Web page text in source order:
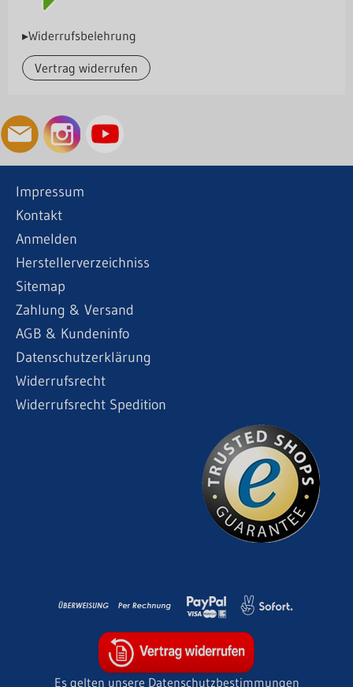
▸Widerrufsbelehrung
Vertrag widerrufen
Impressum
Kontakt
Anmelden
Herstellerverzeichniss
Sitemap
Zahlung & Versand
AGB & Kundeninfo
Datenschutzerklärung
Widerrufsrecht
Widerrufsrecht Spedition
Es gelten unsere Datenschutzbestimmungen